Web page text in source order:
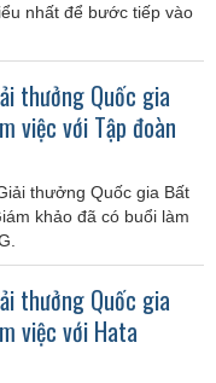
nhất để bước tiếp vào
thưởng Quốc gia
việc với Tập đoàn
thưởng Quốc gia Bất
khảo đã có buổi làm
thưởng Quốc gia
việc với Hata